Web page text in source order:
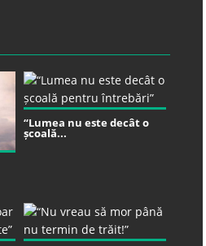
“Lumea nu este decât o
școală...